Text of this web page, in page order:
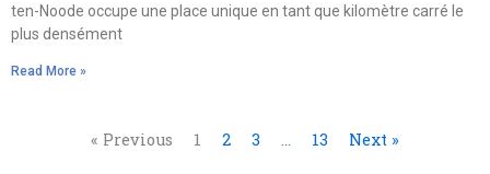
ten-Noode occupe une place unique en tant que kilomètre carré le
plus densément
Read More »
« Previous 1 2 3 … 13 Next »